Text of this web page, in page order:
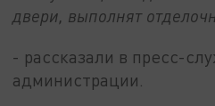
двери, выполнят
- рассказали в пресс-
администрации.